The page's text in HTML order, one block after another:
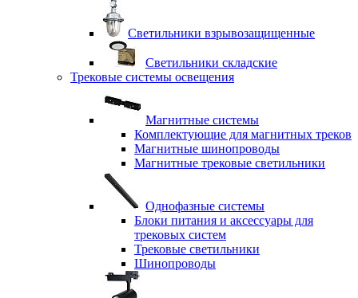
Светильники взрывозащищенные
Светильники складские
Трековые системы освещения
Магнитные системы
Комплектующие для магнитных треков
Магнитные шинопроводы
Магнитные трековые светильники
Однофазные системы
Блоки питания и аксессуары для
трековых систем
Трековые светильники
Шинопроводы